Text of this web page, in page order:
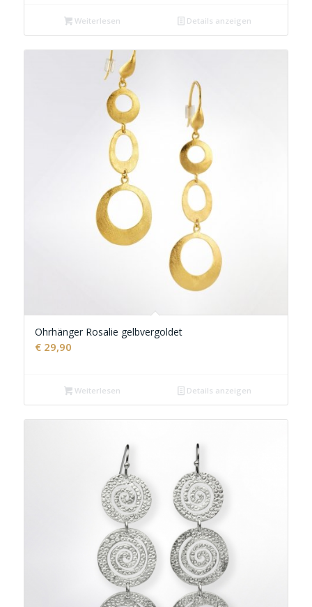
Weiterlesen Details anzeigen
Ohrhänger Rosalie gelbvergoldet
€29,90
Weiterlesen Details anzeigen